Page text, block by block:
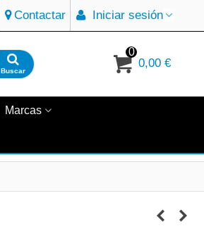
Contactar Iniciar sesión
Buscar
0
0,00 €
Marcas